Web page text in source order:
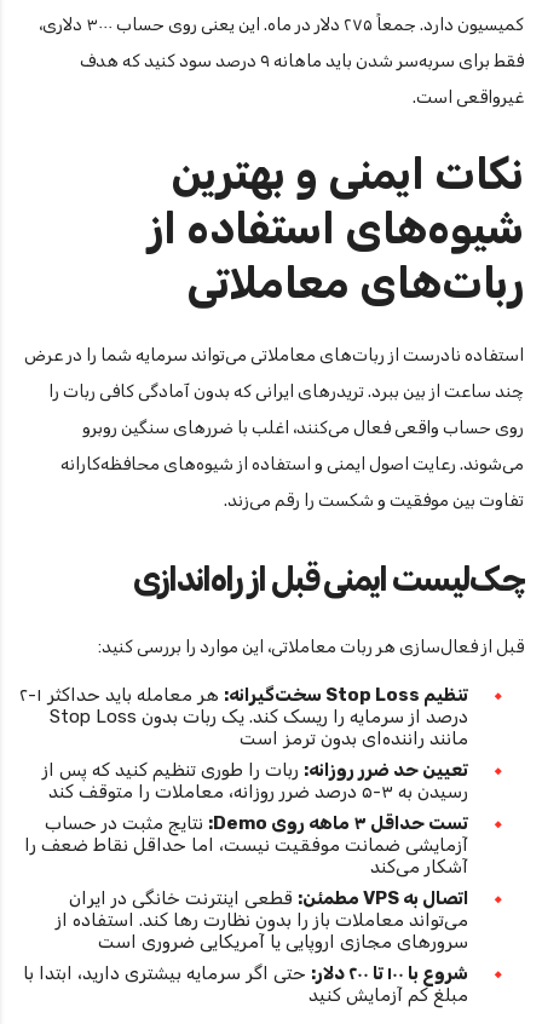
کمیسیون دارد. جمعاً ۲۷۵ دلار در ماه. این یعنی روی حساب ۳۰۰۰ دلاری،
فقط برای سربه‌سر شدن باید ماهانه ۹ درصد سود کنید که هدف
غیرواقعی است.
نکات ایمنی و بهترین
شیوه‌های استفاده از
ربات‌های معاملاتی
استفاده نادرست از ربات‌های معاملاتی می‌تواند سرمایه شما را در عرض
چند ساعت از بین ببرد. تریدرهای ایرانی که بدون آمادگی کافی ربات را
روی حساب واقعی فعال می‌کنند، اغلب با ضررهای سنگین روبرو
می‌شوند. رعایت اصول ایمنی و استفاده از شیوه‌های محافظه‌کارانه
تفاوت بین موفقیت و شکست را رقم می‌زند.
چک‌لیست ایمنی قبل از راه‌اندازی
قبل از فعال‌سازی هر ربات معاملاتی، این موارد را بررسی کنید:
تنظیم Stop Loss سخت‌گیرانه:
هر معامله باید حداکثر ۱-۲
درصد از سرمایه را ریسک کند. یک ربات بدون Stop Loss
مانند راننده‌ای بدون ترمز است
تعیین حد ضرر روزانه: ربات را طوری تنظیم کنید که پس از
رسیدن به ۳-۵ درصد ضرر روزانه، معاملات را متوقف کند
تست حداقل ۳ ماهه روی Demo:
نتایج مثبت در حساب
آزمایشی ضمانت موفقیت نیست، اما حداقل نقاط ضعف را
آشکار می‌کند
اتصال به VPS مطمئن:
قطعی اینترنت خانگی در ایران
می‌تواند معاملات باز را بدون نظارت رها کند. استفاده از
سرورهای مجازی اروپایی یا آمریکایی ضروری است
شروع با ۱۰۰ تا ۲۰۰ دلار:
حتی اگر سرمایه بیشتری دارید، ابتدا با
مبلغ کم آزمایش کنید